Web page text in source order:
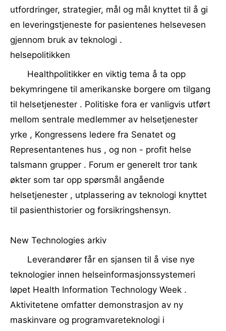
utfordringer, strategier, mål og mål knyttet til å gi
en leveringstjeneste for pasientenes helsevesen
gjennom bruk av teknologi .
helsepolitikken
Healthpolitikker en viktig tema å ta opp
bekymringene til amerikanske borgere om tilgang
til helsetjenester . Politiske fora er vanligvis utført
mellom sentrale medlemmer av helsetjenester
yrke , Kongressens ledere fra Senatet og
Representantenes hus , og non - profit helse
talsmann grupper . Forum er generelt tror tank
økter som tar opp spørsmål angående
helsetjenester , utplassering av teknologi knyttet
til pasienthistorier og forsikringshensyn.
New Technologies arkiv
Leverandører får en sjansen til å vise nye
teknologier innen helseinformasjonssystemeri
løpet Health Information Technology Week .
Aktivitetene omfatter demonstrasjon av ny
maskinvare og programvareteknologi i